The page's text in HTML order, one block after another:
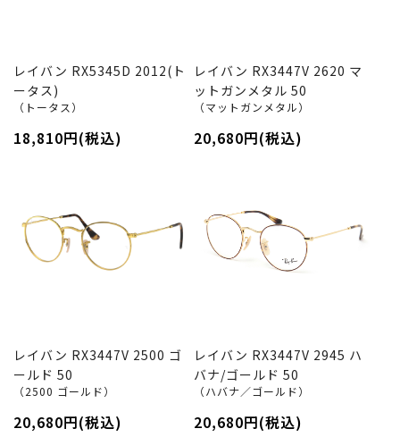
レイバン RX5345D 2012(ト
ータス)
（トータス）
18,810円(税込)
レイバン RX3447V 2620 マ
ットガンメタル 50
（マットガンメタル）
20,680円(税込)
レイバン RX3447V 2500 ゴ
ールド 50
（2500 ゴールド）
20,680円(税込)
レイバン RX3447V 2945 ハ
バナ/ゴールド 50
（ハバナ／ゴールド）
20,680円(税込)